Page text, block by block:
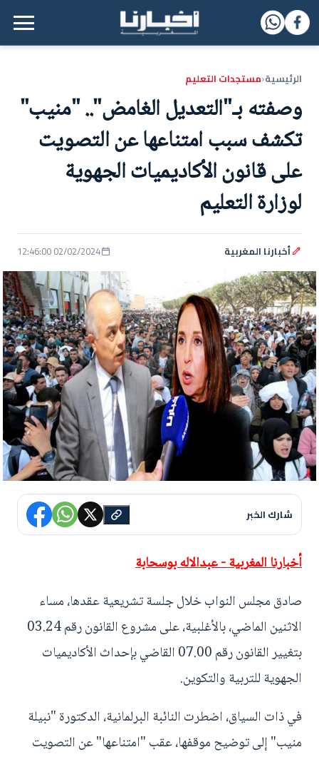
القائمة الرئيسية
الرئيسية‹مستجدات التعليم
وصفته بـ"التعديل الغامض".. "منيب"
تكشف سبب امتناعها عن التصويت
على قانون الأكاديميات الجهوية
لوزارة التعليم
أخبارنا المغربية 02/02/2024 12:46:00
شارك الخبر
أخبارنا المغربية - عبدالاله بوسحابة
صادق مجلس النواب خلال جلسة تشريعية عقدها، مساء
الاثنين الماضي، بالأغلبية، على مشروع القانون رقم 03.24
بتغيير القانون رقم 07.00 القاضي بإحداث الأكاديميات
الجهوية للتربية والتكوين.
في ذات السياق، اضطرت النائبة البرلمانية، الدكتورة "نبيلة
منيب" إلى توضيح موقفها، عقب "امتناعها" عن التصويت